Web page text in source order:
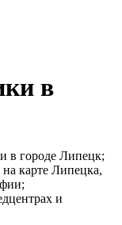
в
в городе Липецк;
карте Липецка,
и